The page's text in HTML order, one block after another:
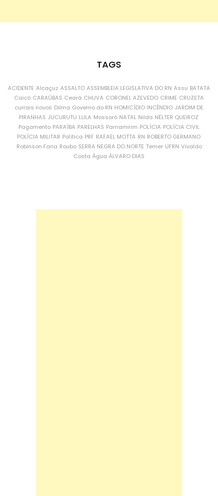
TAGS
ACIDENTE Alcaçuz ASSALTO ASSEMBLEIA LEGISLATIVA DO RN Assu BATATA
Caicó CARAÚBAS Ceará CHUVA CORONEL AZEVEDO CRIME CRUZETA
currais novos Dilma Governo do RN HOMICÍDIO INCÊNDIO JARDIM DE
PIRANHAS JUCURUTU LULA Mossoró NATAL Nilda NÉLTER QUEIROZ
Pagamento PARAÍBA PARELHAS Parnamirim POLÍCIA POLÍCIA CIVIL
POLÍCIA MILITAR Política PRF RAFAEL MOTTA RN ROBERTO GERMANO
Robinson Faria Roubo SERRA NEGRA DO NORTE Temer UFRN Vivaldo
Costa Água ÁLVARO DIAS